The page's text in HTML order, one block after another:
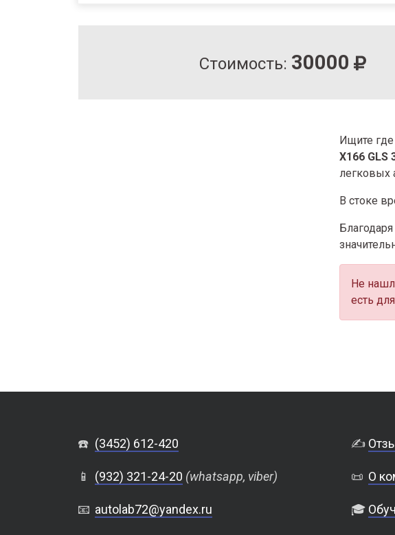
Стоимость: 30000
Ищите где
X166 GLS
легковых
В стоке
Не
есть
☎️ (3452) 612-420
📱 (932) 321-24-20 (whatsapp, viber)
📧 autolab72@yandex.ru
✍️
📜 О
🎓